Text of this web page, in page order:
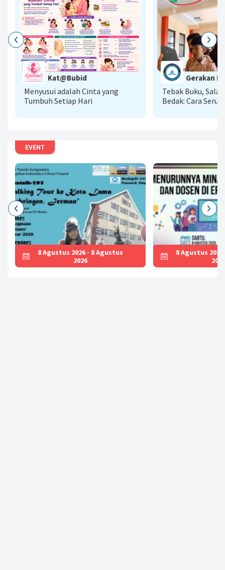
Kat@Bubid
Menyusui adalah Cinta yang
Tumbuh Setiap Hari
Gerakan
Tebak Buku,
Bedak: Cara Seru
EVENT
8 Agustus 2026 - 8 Agustus
2026
8 Agustus
2026